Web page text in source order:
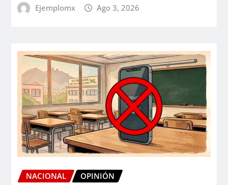
Ejemplomx Ago 3, 2026
NACIONAL OPINIÓN